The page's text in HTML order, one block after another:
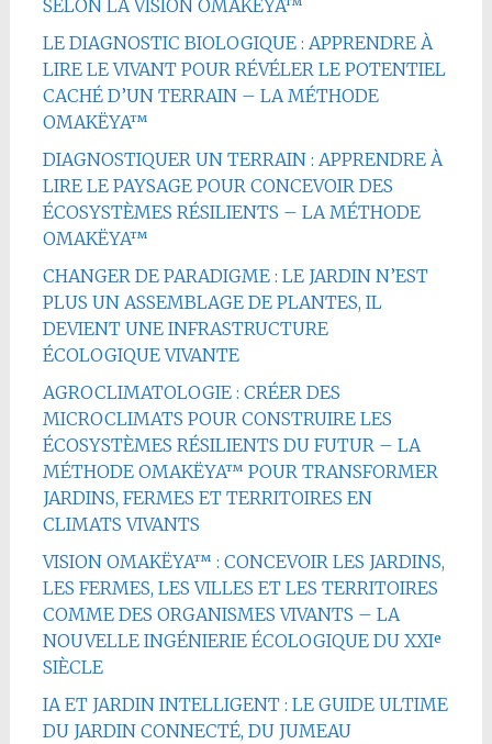
SELON LA VISION OMAKËYA™
LE DIAGNOSTIC BIOLOGIQUE : APPRENDRE À
LIRE LE VIVANT POUR RÉVÉLER LE POTENTIEL
CACHÉ D’UN TERRAIN – LA MÉTHODE
OMAKËYA™
DIAGNOSTIQUER UN TERRAIN : APPRENDRE À
LIRE LE PAYSAGE POUR CONCEVOIR DES
ÉCOSYSTÈMES RÉSILIENTS – LA MÉTHODE
OMAKËYA™
CHANGER DE PARADIGME : LE JARDIN N’EST
PLUS UN ASSEMBLAGE DE PLANTES, IL
DEVIENT UNE INFRASTRUCTURE
ÉCOLOGIQUE VIVANTE
AGROCLIMATOLOGIE : CRÉER DES
MICROCLIMATS POUR CONSTRUIRE LES
ÉCOSYSTÈMES RÉSILIENTS DU FUTUR – LA
MÉTHODE OMAKËYA™ POUR TRANSFORMER
JARDINS, FERMES ET TERRITOIRES EN
CLIMATS VIVANTS
VISION OMAKËYA™ : CONCEVOIR LES JARDINS,
LES FERMES, LES VILLES ET LES TERRITOIRES
COMME DES ORGANISMES VIVANTS – LA
NOUVELLE INGÉNIERIE ÉCOLOGIQUE DU XXIᵉ
SIÈCLE
IA ET JARDIN INTELLIGENT : LE GUIDE ULTIME
DU JARDIN CONNECTÉ, DU JUMEAU